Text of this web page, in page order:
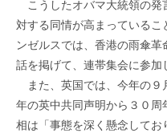
こうしたオバマ大統領の発
対する同情が高まっている
ンゼルスでは、香港の雨傘
話を掲げて、連帯集会に参加
また、英国では、今年の９
年の英中共同声明から３０
相は「事態を深く懸念してお